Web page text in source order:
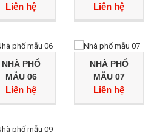
Liên hệ Liên hệ
NHÀ PHỐ
MẪU 06
Liên hệ
NHÀ PHỐ
MẪU 07
Liên hệ